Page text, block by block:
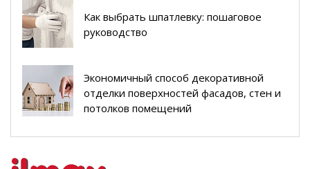
Как выбрать шпатлевку: пошаговое
руководство
Экономичный способ декоративной
отделки поверхностей фасадов, стен и
потолков помещений